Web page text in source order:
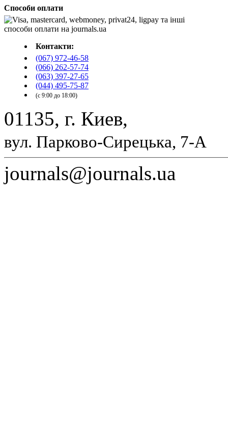
Способи оплати
Контакти:
(067) 972-46-58
(066) 262-57-74
(063) 397-27-65
(044) 495-75-87
(с 9:00 до 18:00)
01135, г. Киев,
вул. Парково-Сирецька, 7-А
journals@journals.ua